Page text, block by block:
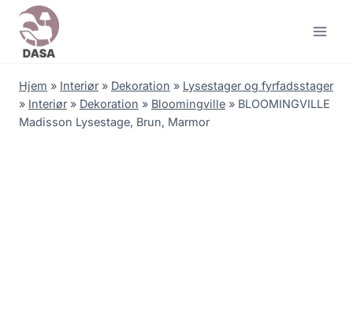
Skip
content
Hjem » Interiør » Dekoration » Lysestager og fyrfadsstager
» Interiør » Dekoration » Bloomingville » BLOOMINGVILLE
Madisson Lysestage, Brun, Marmor